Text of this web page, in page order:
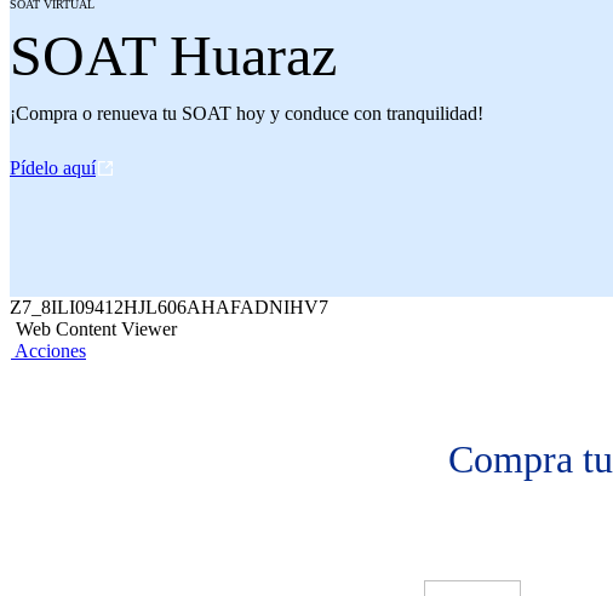
SOAT VIRTUAL
SOAT Huaraz
¡Compra o renueva tu SOAT hoy y conduce con tranquilidad!
Pídelo aquí
Z7_8ILI09412HJL606AHAFADNIHV7
Web Content Viewer
Acciones
Compra